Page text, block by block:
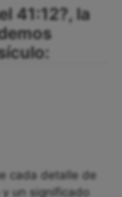
41:12?, la
cada detalle de
un significado